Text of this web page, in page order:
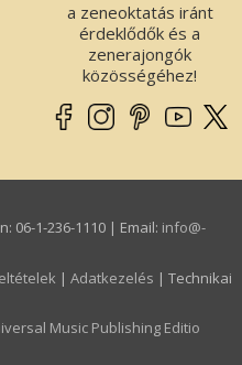
a zeneoktatás iránt
érdeklődők és a
zenerajongók
közösségéhez!
06-1-236-1110 | Email: info­@­
| Adatkezelés | Technikai
Music Publishing Editio